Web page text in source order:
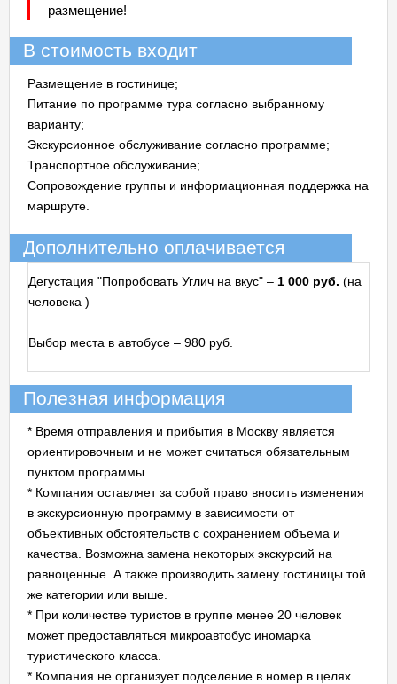
размещение!
В стоимость входит
Размещение в гостинице;
Питание по программе тура согласно выбранному
варианту;
Экскурсионное обслуживание согласно программе;
Транспортное обслуживание;
Сопровождение группы и информационная поддержка на
маршруте.
Дополнительно оплачивается
Дегустация "Попробовать Углич на вкус" – 1 000 руб. (на
человека )
Выбор места в автобусе – 980 руб.
Полезная информация
* Время отправления и прибытия в Москву является
ориентировочным и не может считаться обязательным
пунктом программы.
* Компания оставляет за собой право вносить изменения
в экскурсионную программу в зависимости от
объективных обстоятельств с сохранением объема и
качества. Возможна замена некоторых экскурсий на
равноценные. А также производить замену гостиницы той
же категории или выше.
* При количестве туристов в группе менее 20 человек
может предоставляться микроавтобус иномарка
туристического класса.
* Компания не организует подселение в номер в целях